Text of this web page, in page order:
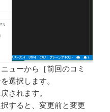
ューから［前回のコミ
選択します。
されます。
すると、変更前と変更